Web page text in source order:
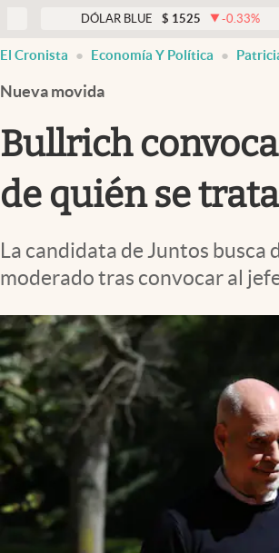
Clima
Mundial 2026
Eventos Corporativos
El Cronista Studio
Mediakit
abre en nueva pestaña
DÓLAR BLUE $ 1525 -0.33 %
El Cronista Economía Y Política
Nueva movida
Bullrich
de quién se trata
La candidata de Juntos busca
moderado tras convocar al